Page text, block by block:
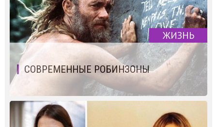
ЖИЗНЬ
СОВРЕМЕННЫЕ РОБИНЗОНЫ